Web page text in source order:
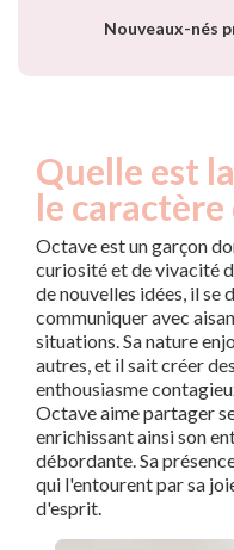
Nouveaux-nés
Quelle est
le caractère
Octave est un garçon
curiosité et de vivacité
de nouvelles idées, il se
communiquer avec
situations. Sa nature
autres, et il sait créer
enthousiasme
Octave aime partager
enrichissant ainsi son
débordante. Sa
qui l'entourent par sa
d'esprit.